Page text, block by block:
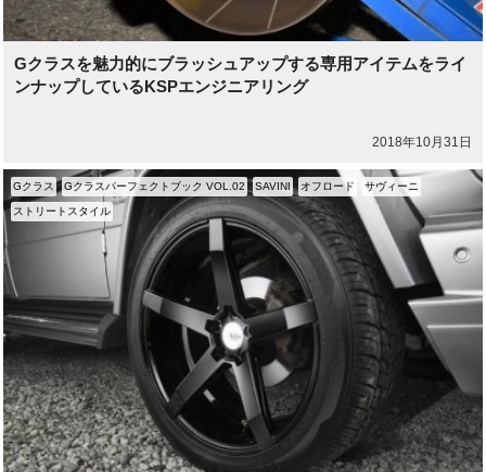
Gクラスを魅力的にブラッシュアップする専用アイテムをライ
ンナップしているKSPエンジニアリング
2018年10月31日
Gクラス Gクラスパーフェクトブック VOL.02 SAVINI オフロード サヴィーニ
ストリートスタイル